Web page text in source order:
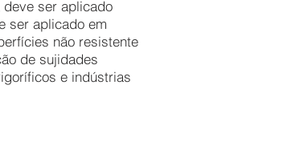
deve ser aplicado
ser aplicado em
não resistente
de sujidades
e indústrias